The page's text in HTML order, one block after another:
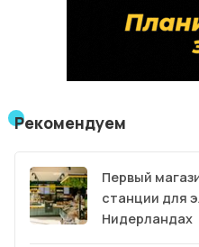
Рекомендуем
Первый
станции для
Нидерландах